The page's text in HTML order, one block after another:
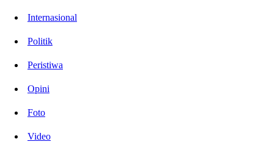
Internasional
Politik
Peristiwa
Opini
Foto
Video